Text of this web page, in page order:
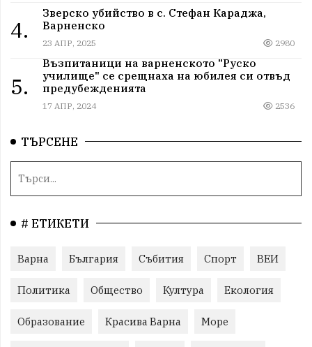
4.
Зверско убийство в с. Стефан Караджа,
Варненско
23 АПР, 2025 2980
5.
Възпитаници на варненското "Руско
училище" се срещнаха на юбилея си отвъд
предубежденията
17 АПР, 2024 2536
ТЪРСЕНЕ
# ЕТИКЕТИ
Варна България Събития Спорт ВЕИ
Политика Общество Култура Екология
Образование Красива Варна Море